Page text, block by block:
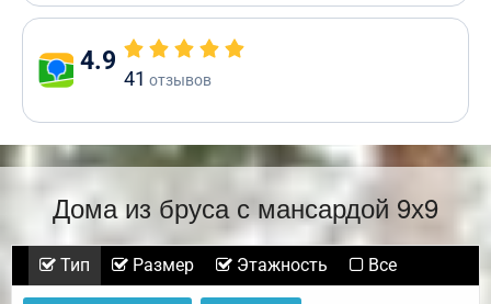
4.9
41 отзывов
Дома из бруса с мансардой 9х9
Тип Размер Этажность Все